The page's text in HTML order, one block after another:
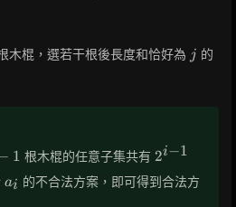
木棍，選若干根後長度和恰好為 jj 的
1 根木棍的任意子集共有 2^{i-
1}
2i−1
a_i
ai 的不合法方案，即可得到合法方